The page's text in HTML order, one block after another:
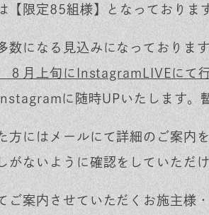
【限定85組様】 となっておりま
数になる見込みになっておりま
８月上旬にInstagramLIVEにて
に随時UPいたします。
方にはメールにて詳細のご案内
がないように確認をしていただ
ご案内させていただくお施主様